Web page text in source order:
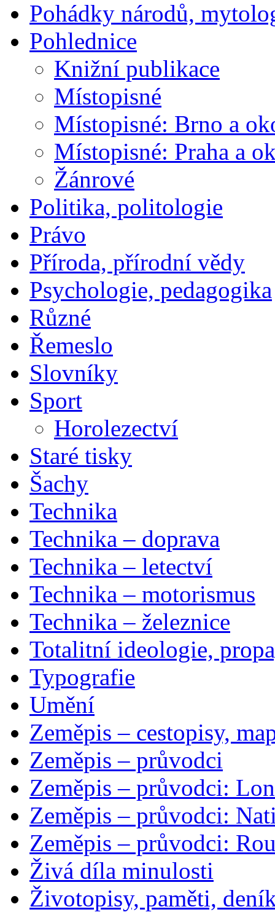
Pohádky národů,
Pohlednice
Knižní publikace
Místopisné
Místopisné: Brno a
Místopisné: Praha a
Žánrové
Politika, politologie
Právo
Příroda, přírodní vědy
Psychologie, pedagogika
Různé
Řemeslo
Slovníky
Sport
Horolezectví
Staré tisky
Šachy
Technika
Technika – doprava
Technika – letectví
Technika – motorismus
Technika – železnice
Totalitní ideologie,
Typografie
Umění
Zeměpis – cestopisy,
Zeměpis – průvodci
Zeměpis – průvodci:
Zeměpis – průvodci:
Zeměpis – průvodci:
Živá díla minulosti
Životopisy, paměti,